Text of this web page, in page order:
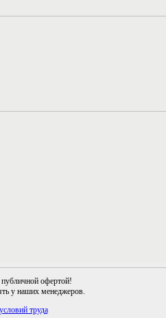
офертой!
у наших менеджеров.
труда